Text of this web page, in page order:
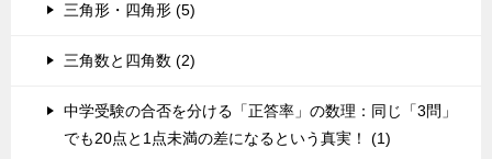
三角形・四角形 (5)
三角数と四角数 (2)
中学受験の合否を分ける「正答率」の数理：同じ「3問」
でも20点と1点未満の差になるという真実！ (1)